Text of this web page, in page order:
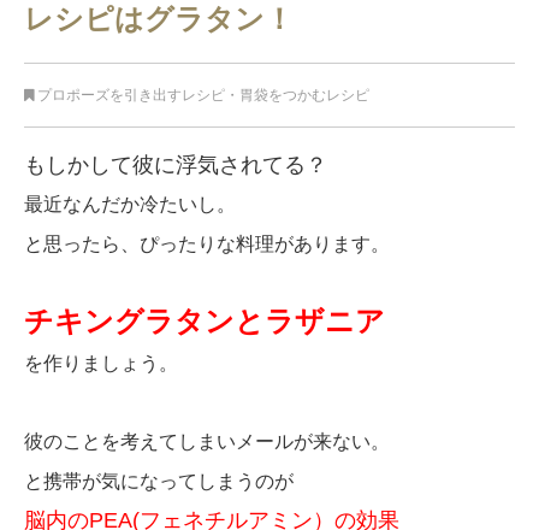
レシピはグラタン！
プロポーズを引き出すレシピ ・ 胃袋をつかむレシピ
もしかして彼に浮気されてる？
最近なんだか冷たいし。
と思ったら、ぴったりな料理があります。
チキングラタンとラザニア
を作りましょう。
彼のことを考えてしまいメールが来ない。
と携帯が気になってしまうのが
脳内のPEA(フェネチルアミン）の効果